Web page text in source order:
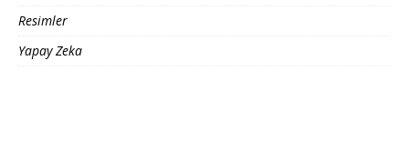
Resimler
Yapay Zeka